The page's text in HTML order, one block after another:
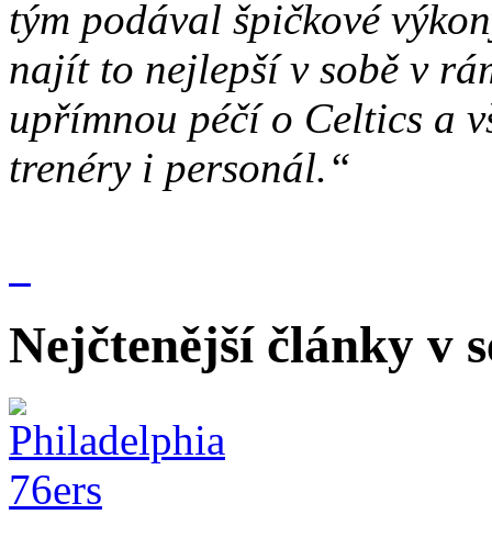
tým podával špičkové
najít to nejlepší v sobě v
upřímnou péčí o Celtics a
trenéry i personál.“
Nejčtenější články v